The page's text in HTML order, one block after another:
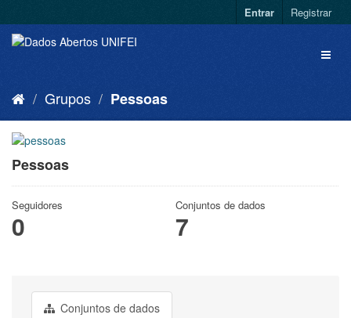
Entrar Registrar
Grupos Pessoas
Pessoas
Seguidores
0
Conjuntos de dados
7
Conjuntos de dados